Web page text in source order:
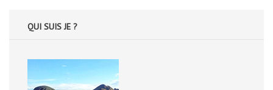
QUI SUIS JE ?